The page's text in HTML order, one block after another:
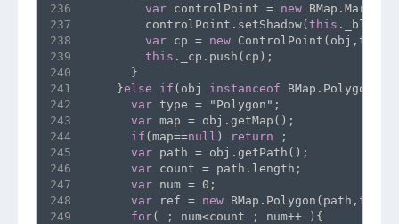
236
237
238
239
240
241
242
243
244
245
246
247
248
249
var controlPoint = new
        controlPoint.setShadow(
this
var cp = new
this ._cp.push(cp);
      }
    }
else if (obj instanceof BMap.Polygon
var type = "Polygon";
var map = obj.getMap();
if (map==null ) return ;
var path = obj.getPath();
var count = path.length;
var num = 0;
var ref = new BMap.Polygon(path, this
for( ; num<count ; num++ ){